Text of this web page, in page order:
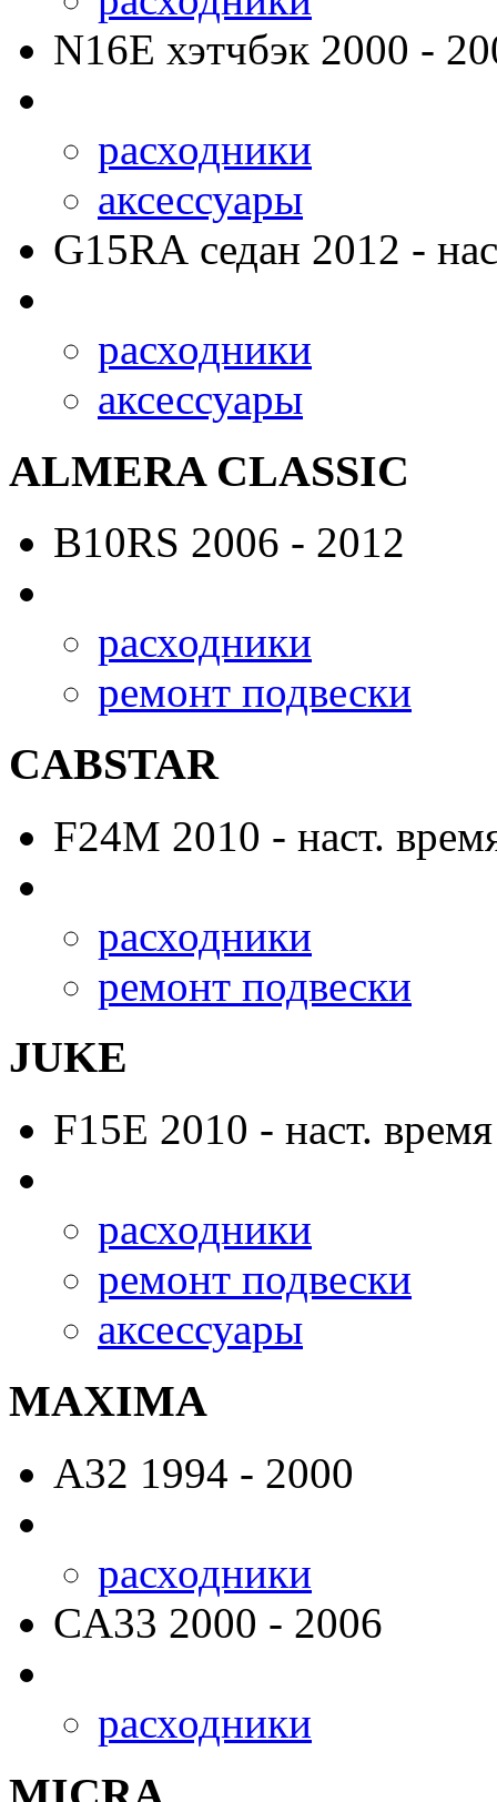
N16E хэтчбэк 2000 -
расходники
аксессуары
G15RA седан 2012 -
расходники
аксессуары
ALMERA CLASSIC
B10RS 2006 - 2012
расходники
ремонт подвески
CABSTAR
F24M 2010 - наст.
расходники
ремонт подвески
JUKE
F15E 2010 - наст. время
расходники
ремонт подвески
аксессуары
MAXIMA
A32 1994 - 2000
расходники
CA33 2000 - 2006
расходники